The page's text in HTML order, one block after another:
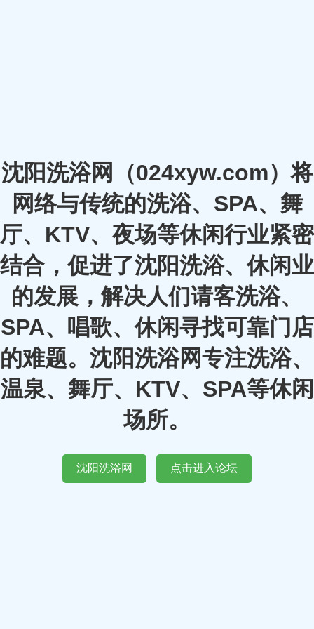
沈阳洗浴网（024xyw.com）将
网络与传统的洗浴、SPA、舞
厅、KTV、夜场等休闲行业紧密
结合，促进了沈阳洗浴、休闲业
的发展，解决人们请客洗浴、
SPA、唱歌、休闲寻找可靠门店
的难题。沈阳洗浴网专注洗浴、
温泉、舞厅、KTV、SPA等休闲
场所。
沈阳洗浴网 点击进入论坛